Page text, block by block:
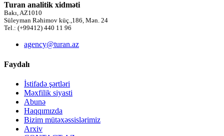
Turan analitik xidməti
Bakı, AZ1010
Süleyman Rəhimov küç.,186, Mən. 24
Tel.: (+99412) 440 11 96
agency@turan.az
Faydalı
İstifadə şərtləri
Məxfilik siyasti
Abunə
Haqqımızda
Bizim mütəxəssislərimiz
Arxiv